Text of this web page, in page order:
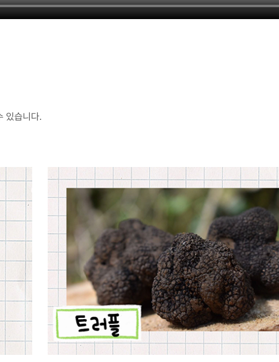
있습니다.